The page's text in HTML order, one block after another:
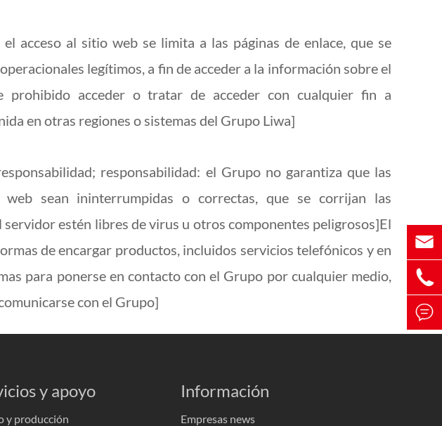
acceso al sitio web se limita a las páginas de enlace, que se
legítimos, a fin de acceder a la información sobre el
prohibido acceder o tratar de acceder con cualquier fin a
en otras regiones o sistemas del Grupo Liwa]
responsabilidad: el Grupo no garantiza que las
sean ininterrumpidas o correctas, que se corrijan las
servidor estén libres de virus u otros componentes peligrosos]El
de encargar productos, incluidos servicios telefónicos y en
para ponerse en contacto con el Grupo por cualquier medio,
con el Grupo]
y apoyo
y producción
Información
Empresas news


